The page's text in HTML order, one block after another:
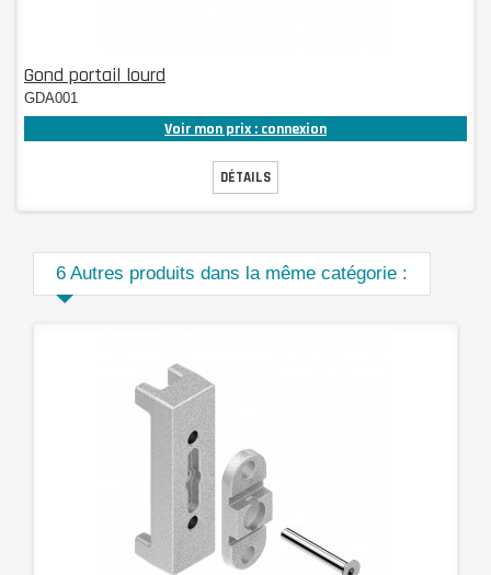
Gond portail lourd
GDA001
Voir mon prix : connexion
DÉTAILS
6 Autres produits dans la même catégorie :